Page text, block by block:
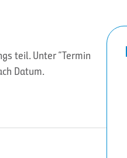
teil. Unter “Termin
Datum.